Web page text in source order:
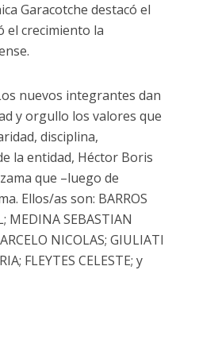
Garacotche destacó el
el crecimiento la
nuevos integrantes dan
y orgullo los valores que
disciplina,
la entidad, Héctor Boris
que –luego de
Ellos/as son: BARROS
MEDINA SEBASTIAN
NICOLAS; GIULIATI
FLEYTES CELESTE; y